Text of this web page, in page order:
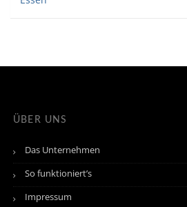
ÜBER UNS
Das Unternehmen
So funktioniert’s
Impressum